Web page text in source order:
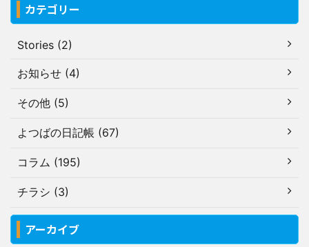
カテゴリー
Stories (2)
お知らせ (4)
その他 (5)
よつばの日記帳 (67)
コラム (195)
チラシ (3)
アーカイブ